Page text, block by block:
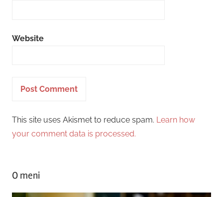
Website
This site uses Akismet to reduce spam. Learn how
your comment data is processed.
O meni